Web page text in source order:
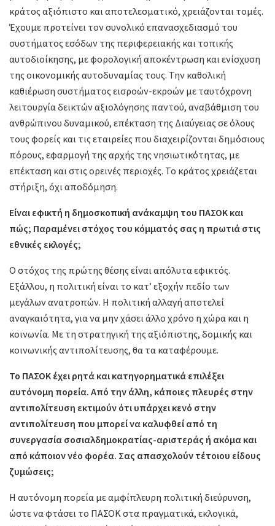
κράτος αξιόπιστο και αποτελεσματικό, χρειάζονται τομές.
Έχουμε προτείνει τον συνολικό επανασχεδιασμό του
συστήματος εσόδων της περιφερειακής και τοπικής
αυτοδιοίκησης, με φορολογική αποκέντρωση και ενίσχυση
της οικονομικής αυτοδυναμίας τους. Την καθολική
καθιέρωση συστήματος εισροών-εκροών με ταυτόχρονη
λειτουργία δεικτών αξιολόγησης παντού, αναβάθμιση του
ανθρώπινου δυναμικού, επέκταση της Διαύγειας σε όλους
τους φορείς και τις εταιρείες που διαχειρίζονται δημόσιους
πόρους, εφαρμογή της αρχής της νησιωτικότητας, με
επέκταση και στις ορεινές περιοχές. Το κράτος χρειάζεται
στήριξη, όχι αποδόμηση.
Είναι εφικτή η δημοσκοπική ανάκαμψη του ΠΑΣΟΚ και
πώς; Παραμένει στόχος του κόμματός σας η πρωτιά στις
εθνικές εκλογές;
Ο στόχος της πρώτης θέσης είναι απόλυτα εφικτός.
Εξάλλου, η πολιτική είναι το κατ’ εξοχήν πεδίο των
μεγάλων ανατροπών. Η πολιτική αλλαγή αποτελεί
αναγκαιότητα, για να μην χάσει άλλο χρόνο η χώρα και η
κοινωνία. Με τη στρατηγική της αξιόπιστης, δομικής και
κοινωνικής αντιπολίτευσης, θα τα καταφέρουμε.
Το ΠΑΣΟΚ έχει ρητά και κατηγορηματικά επιλέξει
αυτόνομη πορεία. Από την άλλη, κάποιες πλευρές στην
αντιπολίτευση εκτιμούν ότι υπάρχει κενό στην
αντιπολίτευση που μπορεί να καλυφθεί από τη
συνεργασία σοσιαλδημοκρατίας-αριστεράς ή ακόμα και
από κάποιον νέο φορέα. Σας απασχολούν τέτοιου είδους
ζυμώσεις;
Η αυτόνομη πορεία με αμφίπλευρη πολιτική διεύρυνση,
ώστε να φτάσει το ΠΑΣΟΚ στα πραγματικά, εκλογικά,